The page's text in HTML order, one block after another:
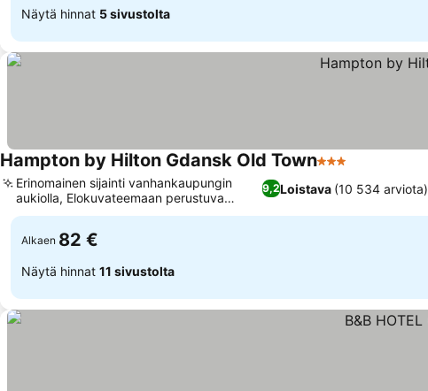
Näytä hinnat 5 sivustolta
Hampton by Hilton Gdansk Old Town3 Tähtiluokitus
9,2Loistava (10 534 arviota)
Erinomainen sijainti vanhankaupungin
aukiolla, Elokuvateemaan perustuva
oleskelualue
Alkaen 82 €
Näytä hinnat 11 sivustolta